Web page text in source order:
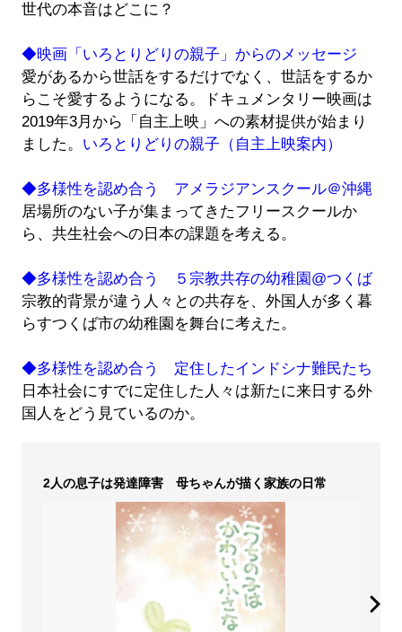
世代の本音はどこに？
◆映画「いろとりどりの親子」からのメッセージ
愛があるから世話をするだけでなく、世話をするか
らこそ愛するようになる。ドキュメンタリー映画は
2019年3月から「自主上映」への素材提供が始まり
ました。 いろとりどりの親子（自主上映案内）
◆多様性を認め合う アメラジアンスクール＠沖縄
居場所のない子が集まってきたフリースクールか
ら、共生社会への日本の課題を考える。
◆多様性を認め合う ５宗教共存の幼稚園@つくば
宗教的背景が違う人々との共存を、外国人が多く暮
らすつくば市の幼稚園を舞台に考えた。
◆多様性を認め合う 定住したインドシナ難民たち
日本社会にすでに定住した人々は新たに来日する外
国人をどう見ているのか。
2人の息子は発達障害 母ちゃんが描く家族の日常